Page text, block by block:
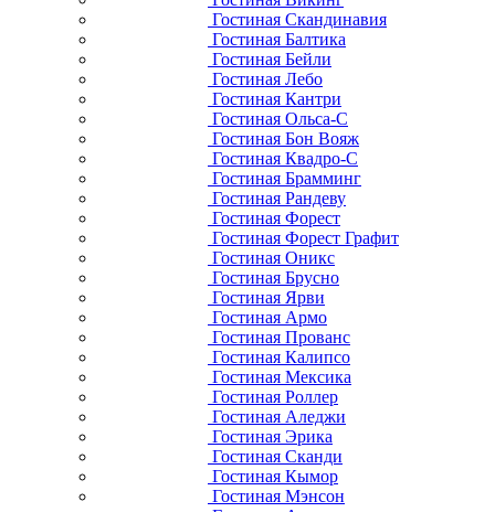
Гостиная Скандинавия
Гостиная Балтика
Гостиная Бейли
Гостиная Лебо
Гостиная Кантри
Гостиная Ольса-С
Гостиная Бон Вояж
Гостиная Квадро-С
Гостиная Брамминг
Гостиная Рандеву
Гостиная Форест
Гостиная Форест Графит
Гостиная Оникс
Гостиная Брусно
Гостиная Ярви
Гостиная Армо
Гостиная Прованс
Гостиная Калипсо
Гостиная Мексика
Гостиная Роллер
Гостиная Аледжи
Гостиная Эрика
Гостиная Сканди
Гостиная Кымор
Гостиная Мэнсон